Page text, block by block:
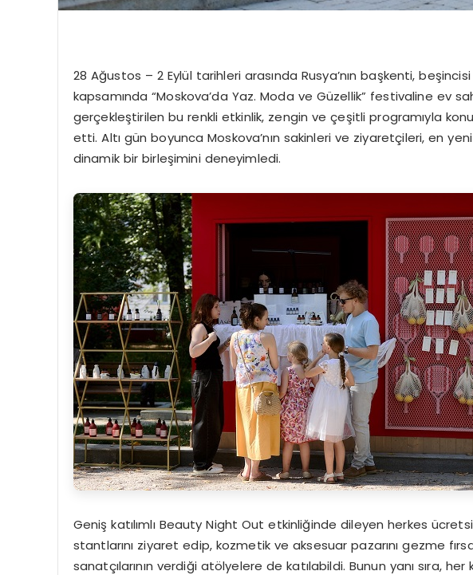
28 Ağustos – 2 Eylül tarihleri arasında Rusya’nın başkenti,
kapsamında “Moskova’da Yaz. Moda ve Güzellik” festivaline ev
gerçekleştirilen bu renkli etkinlik, zengin ve çeşitli programıyla
etti. Altı gün boyunca Moskova’nın sakinleri ve ziyaretçileri, en
dinamik bir birleşimini deneyimledi.
Geniş katılımlı Beauty Night Out etkinliğinde dileyen herkes
stantlarını ziyaret edip, kozmetik ve aksesuar pazarını gezme
sanatçılarının verdiği atölyelere de katılabildi. Bunun yanı sıra,